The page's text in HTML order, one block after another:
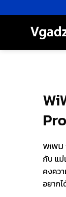
ไป
กับ แม่
คงคว
อยาก